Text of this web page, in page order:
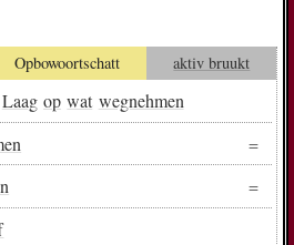
Opbowoortschatt aktiv bruukt
Laag op wat wegnehmen